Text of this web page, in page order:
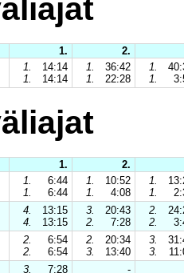
1.
2.
1. 14:14 1. 36:42 1.
1.
14:14 1. 22:28 1.
1.
2.
1. 6:44 1. 10:52 1.
1.
6:44 1. 4:08 1.
4. 13:15 3. 20:43 2.
4.
13:15 2. 7:28 2.
2. 6:54 2. 20:34 3.
2.
6:54 3. 13:40 3.
3. 7:28 -